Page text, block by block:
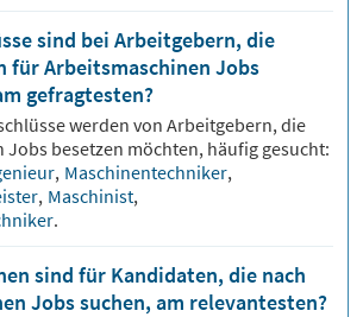
sind bei Arbeitgebern, die
für Arbeitsmaschinen Jobs
gefragtesten?
werden von Arbeitgebern, die
Jobs besetzen möchten, häufig gesucht:
, Maschinentechniker,
, Maschinist,
.
sind für Kandidaten, die nach
Jobs suchen, am relevantesten?